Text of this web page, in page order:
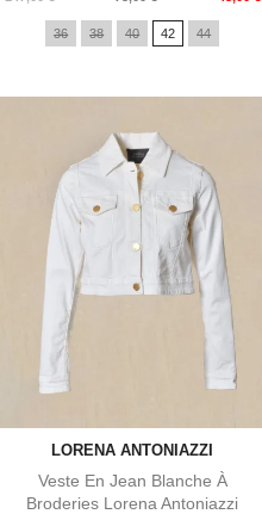
36 38 40 42 44
LORENA ANTONIAZZI
Veste En Jean Blanche À
Broderies Lorena Antoniazzi